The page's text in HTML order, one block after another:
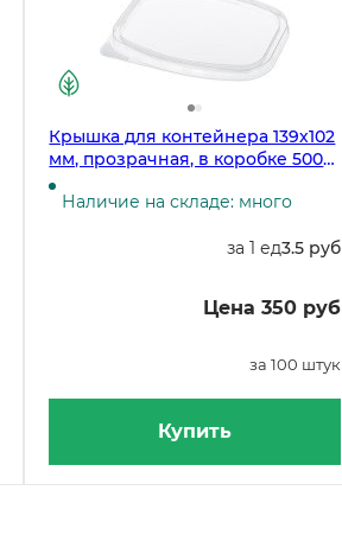
Крышка для контейнера 139х102
мм, прозрачная, в коробке 500
штук
Наличие на складе: много
за 1 ед3.5 руб
Цена 350 руб
за 100 штук
Купить